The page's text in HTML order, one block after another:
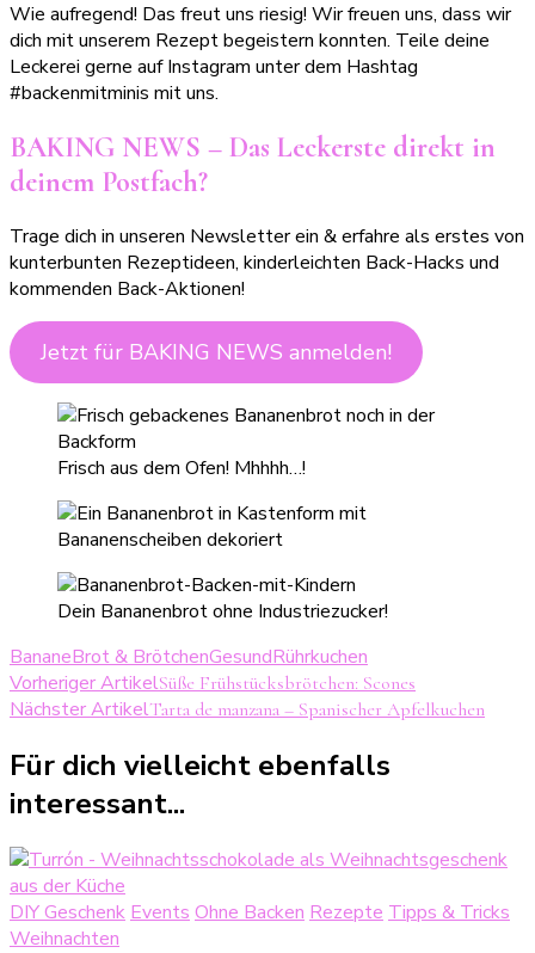
Wie aufregend! Das freut uns riesig! Wir freuen uns, dass wir
dich mit unserem Rezept begeistern konnten. Teile deine
Leckerei gerne auf Instagram unter dem Hashtag
#backenmitminis mit uns.
BAKING NEWS – Das Leckerste direkt in
deinem Postfach?
Trage dich in unseren Newsletter ein & erfahre als erstes von
kunterbunten Rezeptideen, kinderleichten Back-Hacks und
kommenden Back-Aktionen!
Jetzt für BAKING NEWS anmelden!
Frisch aus dem Ofen! Mhhhh…!
Dein Bananenbrot ohne Industriezucker!
BananeBrot & BrötchenGesundRührkuchen
Beitragsnavigation
Vorheriger ArtikelSüße Frühstücksbrötchen: Scones
Nächster ArtikelTarta de manzana – Spanischer Apfelkuchen
Für dich vielleicht ebenfalls
interessant...
DIY Geschenk Events Ohne Backen Rezepte Tipps & Tricks
Weihnachten